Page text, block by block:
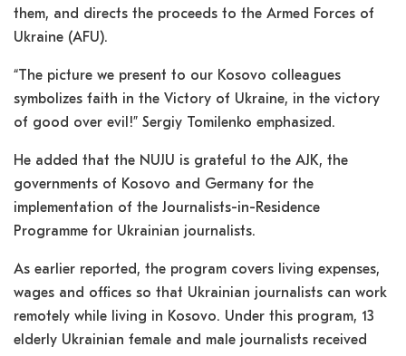
them, and directs the proceeds to the Armed Forces of
Ukraine (AFU).
“The picture we present to our Kosovo colleagues
symbolizes faith in the Victory of Ukraine, in the victory
of good over evil!” Sergiy Tomilenko emphasized.
He added that the NUJU is grateful to the AJK, the
governments of Kosovo and Germany for the
implementation of the Journalists-in-Residence
Programme for Ukrainian journalists.
As earlier reported, the program covers living expenses,
wages and offices so that Ukrainian journalists can work
remotely while living in Kosovo. Under this program, 13
elderly Ukrainian female and male journalists received